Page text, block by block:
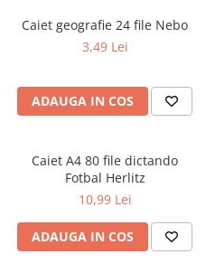
Caiet geografie 24 file Nebo
3,49 Lei
ADAUGA IN COS
Caiet A4 80 file dictando
Fotbal Herlitz
10,99 Lei
ADAUGA IN COS